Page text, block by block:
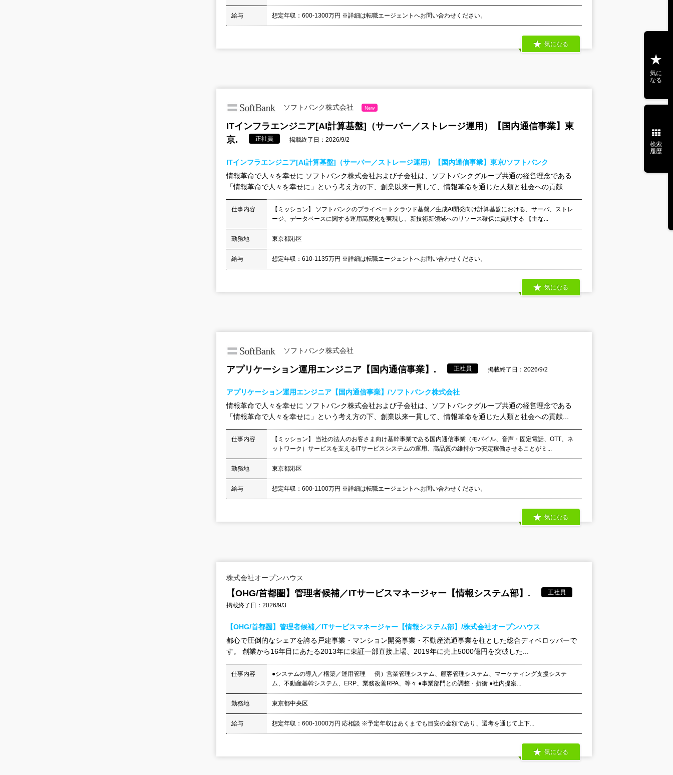
給与 想定年収：600-1300万円 ※詳細は転職エージェントへお問い合わせください。
気になる
ソフトバンク株式会社 New
ITインフラエンジニア[AI計算基盤]（サーバー／ストレージ運用）【国内通信事業】東
京.
正社員 掲載終了日：2026/9/2
ITインフラエンジニア[AI計算基盤]（サーバー／ストレージ運用）【国内通信事業】東京/ソフトバンク
情報革命で人々を幸せに ソフトバンク株式会社および子会社は、ソフトバンクグループ共通の経営理念である
「情報革命で人々を幸せに」という考え方の下、創業以来一貫して、情報革命を通じた人類と社会への貢献...
仕事内容
【ミッション】 ソフトバンクのプライベートクラウド基盤／生成AI開発向け計算基盤における、サーバ、ストレ
ージ、データベースに関する運用高度化を実現し、新技術新領域へのリソース確保に貢献する 【主な...
勤務地 東京都港区
給与 想定年収：610-1135万円 ※詳細は転職エージェントへお問い合わせください。
気になる
ソフトバンク株式会社
アプリケーション運用エンジニア【国内通信事業】. 正社員 掲載終了日：2026/9/2
アプリケーション運用エンジニア【国内通信事業】/ソフトバンク株式会社
情報革命で人々を幸せに ソフトバンク株式会社および子会社は、ソフトバンクグループ共通の経営理念である
「情報革命で人々を幸せに」という考え方の下、創業以来一貫して、情報革命を通じた人類と社会への貢献...
仕事内容
【ミッション】 当社の法人のお客さま向け基幹事業である国内通信事業（モバイル、音声・固定電話、OTT、ネ
ットワーク）サービスを支えるITサービスシステムの運用、高品質の維持かつ安定稼働させることがミ...
勤務地 東京都港区
給与 想定年収：600-1100万円 ※詳細は転職エージェントへお問い合わせください。
気になる
株式会社オープンハウス
【OHG/首都圏】管理者候補／ITサービスマネージャー【情報システム部】.
正社員
掲載終了日：2026/9/3
【OHG/首都圏】管理者候補／ITサービスマネージャー【情報システム部】/株式会社オープンハウス
都心で圧倒的なシェアを誇る戸建事業・マンション開発事業・不動産流通事業を柱とした総合ディベロッパーで
す。 創業から16年目にあたる2013年に東証一部直接上場、2019年に売上5000億円を突破した...
仕事内容
●システムの導入／構築／運用管理 例）営業管理システム、顧客管理システム、マーケティング支援システ
ム、不動産基幹システム、ERP、業務改善RPA、等々 ●事業部門との調整・折衝 ●社内提案...
勤務地 東京都中央区
給与 想定年収：600-1000万円 応相談 ※予定年収はあくまでも目安の金額であり、選考を通じて上下...
気になる
気に
なる
検索
履歴